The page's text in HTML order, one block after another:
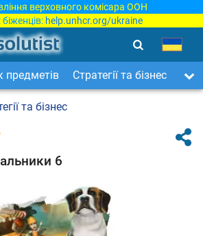
верховного комісара ООН
help.unhcr.org/ukraine
предметів Стратегії та бізнес
та бізнес
6